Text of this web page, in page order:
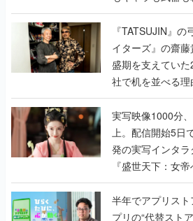
で作り込まれた
く
『TATSUJIN』
イターズ』の齋
盛期を支えてい
社で机を並べる
『TATSUJIN
んだレジェンド2
実写映像1000分
上。配信開始5日
発の実写インタ
『盛世天下：女
うこだわりをプ
半年でアプリストアを
プリの“代替スト